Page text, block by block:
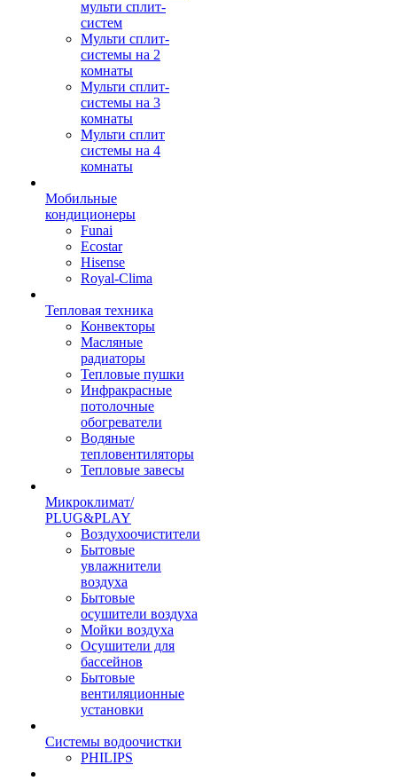
мульти сплит-
систем
Мульти сплит-
системы на 2
комнаты
Мульти сплит-
системы на 3
комнаты
Мульти сплит
системы на 4
комнаты
Мобильные
кондиционеры
Funai
Ecostar
Hisense
Royal-Clima
Тепловая техника
Конвекторы
Масляные
радиаторы
Тепловые пушки
Инфракрасные
потолочные
обогреватели
Водяные
тепловентиляторы
Тепловые завесы
Микроклимат/
PLUG&PLAY
Воздухоочистители
Бытовые
увлажнители
воздуха
Бытовые
осушители воздуха
Мойки воздуха
Осушители для
бассейнов
Бытовые
вентиляционные
установки
Системы водоочистки
PHILIPS